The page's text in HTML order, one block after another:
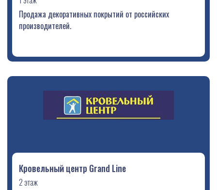
Продажа декоративных покрытий от российских
производителей.
Кровельный центр Grand Line
2 этаж